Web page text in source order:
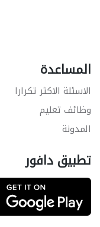
المساعدة
الاسئلة الاكثر تكرارا
وظائف تعليم
المدونة
تطبيق دافور